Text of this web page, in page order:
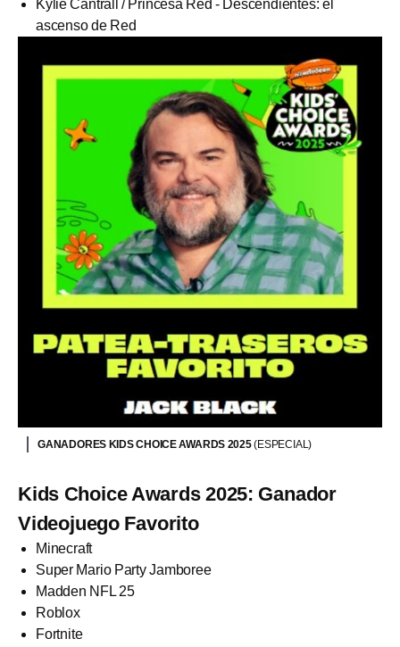
Kylie Cantrall / Princesa Red - Descendientes: el
ascenso de Red
GANADORES KIDS CHOICE AWARDS 2025(ESPECIAL)
Kids Choice Awards 2025: Ganador
Videojuego Favorito
Minecraft
Super Mario Party Jamboree
Madden NFL 25
Roblox
Fortnite